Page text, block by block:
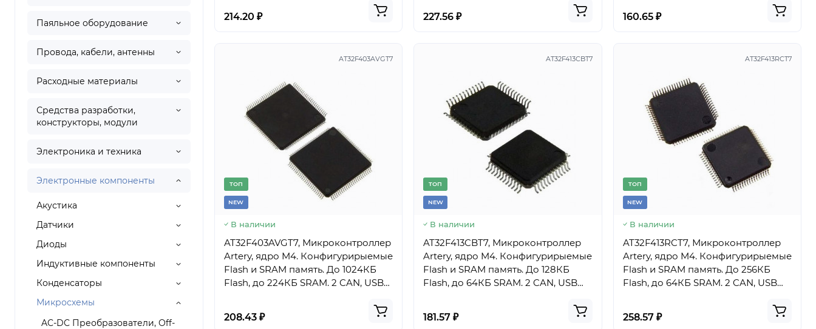
Паяльное оборудование
Провода, кабели, антенны
Расходные материалы
Средства разработки,
конструкторы, модули
Электроника и техника
Электронные компоненты
Акустика
Датчики
Диоды
Индуктивные компоненты
Конденсаторы
Микросхемы
AC-DC Преобразователи, Off-
214.20 ₽
227.56 ₽
160.65 ₽
AT32F403AVGT7
TОП
NEW
В наличии
AT32F403AVGT7, Микроконтроллер
Artery, ядро M4. Конфигурирыемые
Flash и SRAM память. До 1024КБ
Flash, до 224КБ SRAM. 2 CAN, USB
208.43 ₽
AT32F413CBT7
TОП
NEW
В наличии
AT32F413CBT7, Микроконтроллер
Artery, ядро M4. Конфигурирыемые
Flash и SRAM память. До 128КБ
Flash, до 64КБ SRAM. 2 CAN, USB
181.57 ₽
AT32F413RCT7
TОП
NEW
В наличии
AT32F413RCT7, Микроконтроллер
Artery, ядро M4. Конфигурирыемые
Flash и SRAM память. До 256КБ
Flash, до 64КБ SRAM. 2 CAN, USB
258.57 ₽